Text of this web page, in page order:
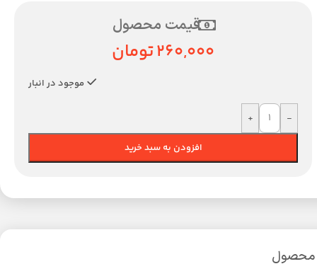
قیمت محصول
260,000تومان
موجود در انبار
-
+
افزودن به سبد خرید
محصول